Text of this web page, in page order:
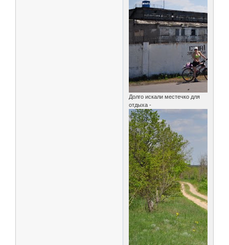
Долго искали местечко для
отдыха -